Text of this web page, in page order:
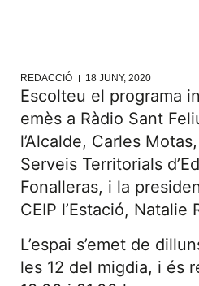
REDACCIÓ 18 JUNY, 2020
Escolteu el programa
emès a Ràdio Sant
l’Alcalde, Carles
Serveis Territorials
Fonalleras, i la
CEIP l’Estació, Natalie
L’espai s’emet de
les 12 del migdia, i és